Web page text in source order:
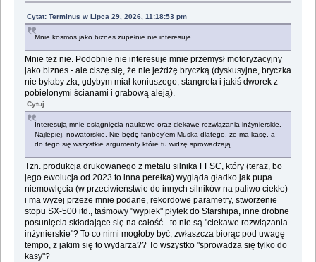
Cytat: Terminus w Lipca 29, 2026, 11:18:53 pm
Mnie kosmos jako biznes zupełnie nie interesuje.
Mnie też nie. Podobnie nie interesuje mnie przemysł motoryzacyjny
jako biznes - ale ciszę się, że nie jeżdżę bryczką (dyskusyjne, bryczka
nie byłaby zła, gdybym miał koniuszego, stangreta i jakiś dworek z
pobielonymi ścianami i grabową aleją).
Cytuj
Interesują mnie osiągnięcia naukowe oraz ciekawe rozwiązania inżynierskie.
Najlepiej, nowatorskie. Nie będę fanboy'em Muska dlatego, że ma kasę, a
do tego się wszystkie argumenty które tu widzę sprowadzają.
Tzn. produkcja drukowanego z metalu silnika FFSC, który (teraz, bo
jego ewolucja od 2023 to inna perełka) wygląda gładko jak pupa
niemowlęcia (w przeciwieństwie do innych silników na paliwo ciekłe)
i ma wyżej przeze mnie podane, rekordowe parametry, stworzenie
stopu SX-500 itd., taśmowy "wypiek" płytek do Starshipa, inne drobne
posunięcia składające się na całość - to nie są "ciekawe rozwiązania
inżynierskie"? To co nimi mogłoby być, zwłaszcza biorąc pod uwagę
tempo, z jakim się to wydarza?? To wszystko "sprowadza się tylko do
kasy"?